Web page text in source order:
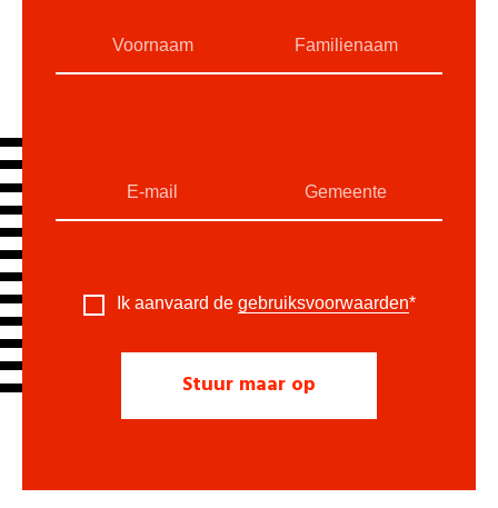
Ik aanvaard de gebruiksvoorwaarden*